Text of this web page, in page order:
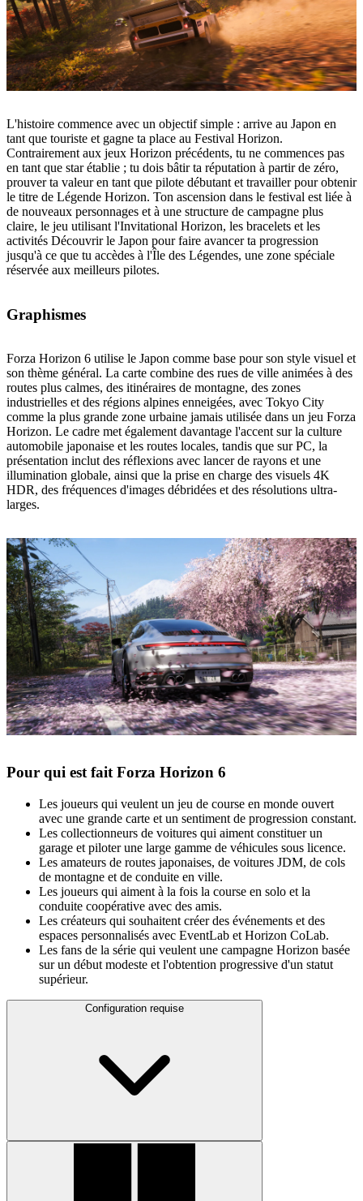
L'histoire commence avec un objectif simple : arrive au Japon en
tant que touriste et gagne ta place au Festival Horizon.
Contrairement aux jeux Horizon précédents, tu ne commences pas
en tant que star établie ; tu dois bâtir ta réputation à partir de zéro,
prouver ta valeur en tant que pilote débutant et travailler pour obtenir
le titre de Légende Horizon. Ton ascension dans le festival est liée à
de nouveaux personnages et à une structure de campagne plus
claire, le jeu utilisant l'Invitational Horizon, les bracelets et les
activités Découvrir le Japon pour faire avancer ta progression
jusqu'à ce que tu accèdes à l'Île des Légendes, une zone spéciale
réservée aux meilleurs pilotes.
Graphismes
Forza Horizon 6 utilise le Japon comme base pour son style visuel et
son thème général. La carte combine des rues de ville animées à des
routes plus calmes, des itinéraires de montagne, des zones
industrielles et des régions alpines enneigées, avec Tokyo City
comme la plus grande zone urbaine jamais utilisée dans un jeu Forza
Horizon. Le cadre met également davantage l'accent sur la culture
automobile japonaise et les routes locales, tandis que sur PC, la
présentation inclut des réflexions avec lancer de rayons et une
illumination globale, ainsi que la prise en charge des visuels 4K
HDR, des fréquences d'images débridées et des résolutions ultra-
larges.
Pour qui est fait Forza Horizon 6
Les joueurs qui veulent un jeu de course en monde ouvert
avec une grande carte et un sentiment de progression constant.
Les collectionneurs de voitures qui aiment constituer un
garage et piloter une large gamme de véhicules sous licence.
Les amateurs de routes japonaises, de voitures JDM, de cols
de montagne et de conduite en ville.
Les joueurs qui aiment à la fois la course en solo et la
conduite coopérative avec des amis.
Les créateurs qui souhaitent créer des événements et des
espaces personnalisés avec EventLab et Horizon CoLab.
Les fans de la série qui veulent une campagne Horizon basée
sur un début modeste et l'obtention progressive d'un statut
supérieur.
Configuration requise